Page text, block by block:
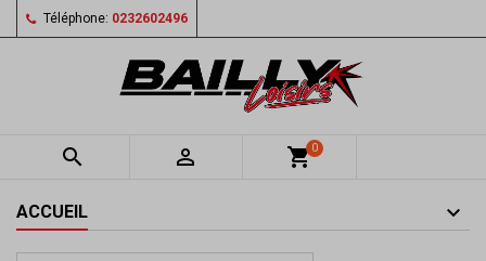
Téléphone: 0232602496
  shopping_cart0
ACCUEIL